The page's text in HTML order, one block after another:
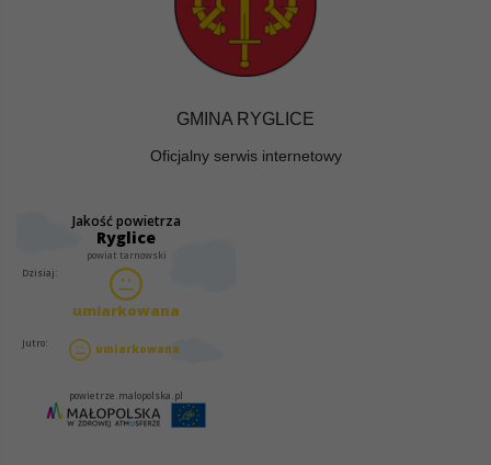
GMINA RYGLICE
Oficjalny serwis internetowy